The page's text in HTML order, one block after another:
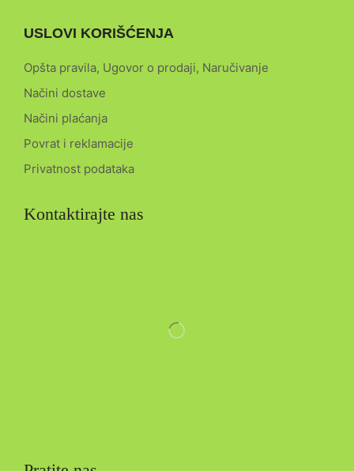
USLOVI KORIŠĆENJA
Opšta pravila, Ugovor o prodaji, Naručivanje
Načini dostave
Načini plaćanja
Povrat i reklamacije
Privatnost podataka
Kontaktirajte nas